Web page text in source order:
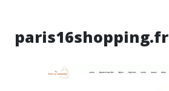
paris16shopping.fr